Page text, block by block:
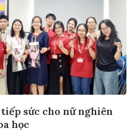
sức cho nữ nghiên
học